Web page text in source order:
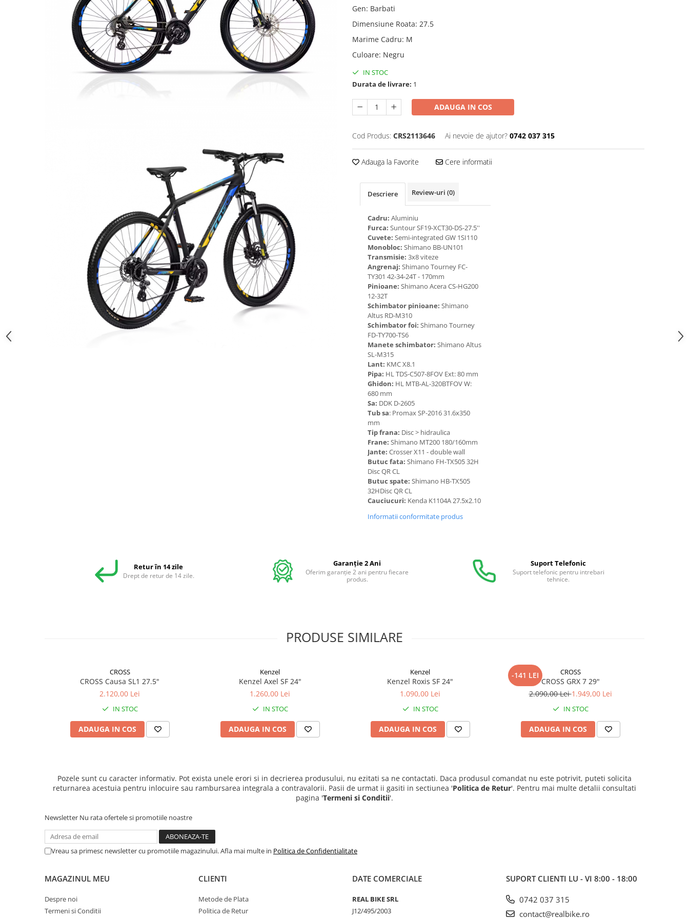
Gen: Barbati
Dimensiune Roata: 27.5
Marime Cadru: M
Culoare: Negru
IN STOC
Durata de livrare: 1
ADAUGA IN COS
Cod Produs: CRS2113646 Ai nevoie de ajutor? 0742 037 315
Adauga la Favorite Cere informatii
Descriere Review-uri (0)
Cadru: Aluminiu
Furca: Suntour SF19-XCT30-DS-27.5''
Cuvete: Semi-integrated GW 1SI110
Monobloc: Shimano BB-UN101
Transmisie: 3x8 viteze
Angrenaj: Shimano Tourney FC-
TY301 42-34-24T - 170mm
Pinioane: Shimano Acera CS-HG200
12-32T
Schimbator pinioane: Shimano
Altus RD-M310
Schimbator foi: Shimano Tourney
FD-TY700-TS6
Manete schimbator: Shimano Altus
SL-M315
Lant: KMC X8.1
Pipa: HL TDS-C507-8FOV Ext: 80 mm
Ghidon: HL MTB-AL-320BTFOV W:
680 mm
Sa: DDK D-2605
Tub sa: Promax SP-2016 31.6x350
mm
Tip frana: Disc > hidraulica
Frane: Shimano MT200 180/160mm
Jante: Crosser X11 - double wall
Butuc fata: Shimano FH-TX505 32H
Disc QR CL
Butuc spate: Shimano HB-TX505
32HDisc QR CL
Cauciucuri: Kenda K1104A 27.5x2.10
Informatii conformitate produs
Retur în 14 zile
Drept de retur de 14 zile.
Garanție 2 Ani
Oferim garanție 2 ani pentru fiecare
produs.
Suport Telefonic
Suport telefonic pentru intrebari
tehnice.
PRODUSE SIMILARE
CROSS
CROSS Causa SL1 27.5"
2.120,00 Lei
IN STOC
ADAUGA IN COS
Kenzel
Kenzel Axel SF 24"
1.260,00 Lei
IN STOC
ADAUGA IN COS
Kenzel
Kenzel Roxis SF 24"
1.090,00 Lei
IN STOC
ADAUGA IN COS
-141 LEI CROSS
CROSS GRX 7 29"
2.090,00 Lei1.949,00 Lei
IN STOC
ADAUGA IN COS
Pozele sunt cu caracter informativ. Pot exista unele erori si in decrierea produsului, nu ezitati sa ne contactati. Daca produsul comandat nu este potrivit, puteti solicita
returnarea acestuia pentru inlocuire sau rambursarea integrala a contravalorii. Pasii de urmat ii gasiti in sectiunea 'Politica de Retur'. Pentru mai multe detalii consultati
pagina 'Termeni si Conditii'.
Newsletter Nu rata ofertele si promotiile noastre
Vreau sa primesc newsletter cu promotiile magazinului. Afla mai multe in Politica de Confidentialitate
MAGAZINUL MEU
Despre noi
Termeni si Conditii
CLIENTI
Metode de Plata
Politica de Retur
DATE COMERCIALE
REAL BIKE SRL
J12/495/2003
SUPORT CLIENTI LU - VI 8:00 - 18:00
0742 037 315
contact@realbike.ro